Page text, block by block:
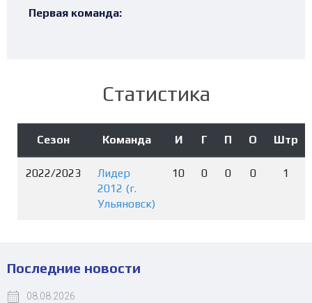
Первая команда:
Статистика
Сезон Команда И Г П О Штр
2022/2023
Лидер
2012 (г.
Ульяновск)
10 0 0 0 1
Последние новости
08.08.2026